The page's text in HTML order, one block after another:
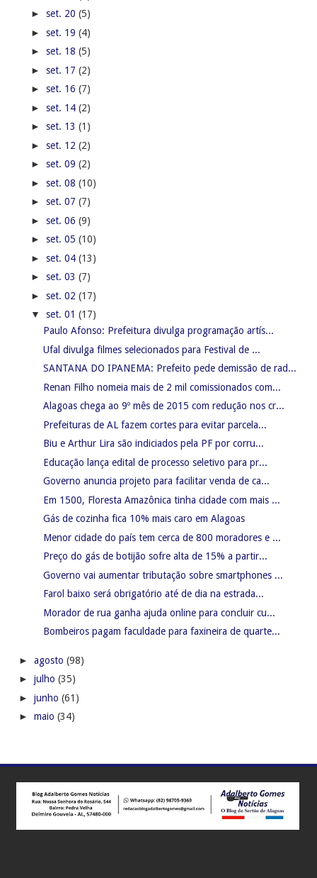
► set. 20 (5)
► set. 19 (4)
► set. 18 (5)
► set. 17 (2)
► set. 16 (7)
► set. 14 (2)
► set. 13 (1)
► set. 12 (2)
► set. 09 (2)
► set. 08 (10)
► set. 07 (7)
► set. 06 (9)
► set. 05 (10)
► set. 04 (13)
► set. 03 (7)
► set. 02 (17)
▼ set. 01 (17)
Paulo Afonso: Prefeitura divulga programação artís...
Ufal divulga filmes selecionados para Festival de ...
SANTANA DO IPANEMA: Prefeito pede demissão de rad...
Renan Filho nomeia mais de 2 mil comissionados com...
Alagoas chega ao 9º mês de 2015 com redução nos cr...
Prefeituras de AL fazem cortes para evitar parcela...
Biu e Arthur Lira são indiciados pela PF por corru...
Educação lança edital de processo seletivo para pr...
Governo anuncia projeto para facilitar venda de ca...
Em 1500, Floresta Amazônica tinha cidade com mais ...
Gás de cozinha fica 10% mais caro em Alagoas
Menor cidade do país tem cerca de 800 moradores e ...
Preço do gás de botijão sofre alta de 15% a partir...
Governo vai aumentar tributação sobre smartphones ...
Farol baixo será obrigatório até de dia na estrada...
Morador de rua ganha ajuda online para concluir cu...
Bombeiros pagam faculdade para faxineira de quarte...
► agosto (98)
► julho (35)
► junho (61)
► maio (34)